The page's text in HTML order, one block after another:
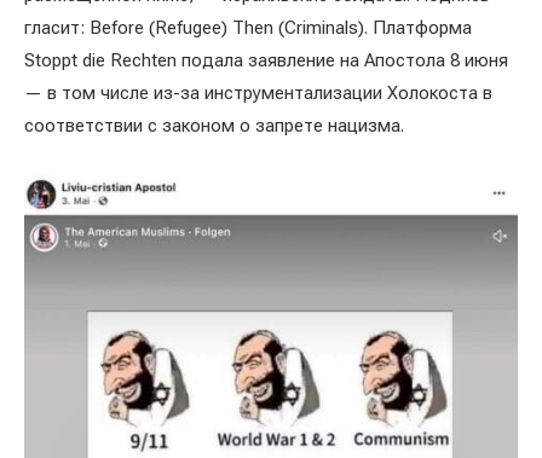
гласит: Before (Refugee) Then (Criminals). Платформа
Stoppt die Rechten подала заявление на Апостола 8 июня
— в том числе из-за инструментализации Холокоста в
соответствии с законом о запрете нацизма.